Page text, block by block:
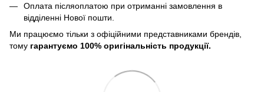
Оплата післяоплатою при отриманні замовлення в
відділенні Нової пошти.
Ми працюємо тільки з офіційними представниками брендів,
тому гарантуємо 100% оригінальність продукції.